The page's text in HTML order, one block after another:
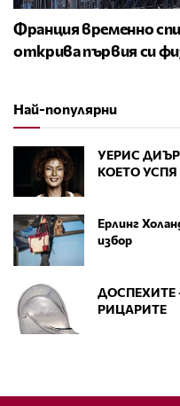
Франция временно
открива първия си
Най-популярни
УЕРИС
КОЕТО
Ерлинг
избор
ДОСПЕХИТЕ
РИЦАРИТЕ